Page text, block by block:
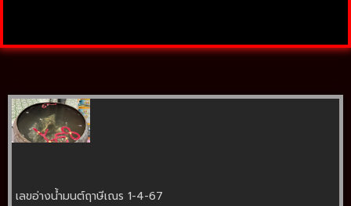
เลขอ่างน้ำมนต์ฤาษีเณร 1-4-67